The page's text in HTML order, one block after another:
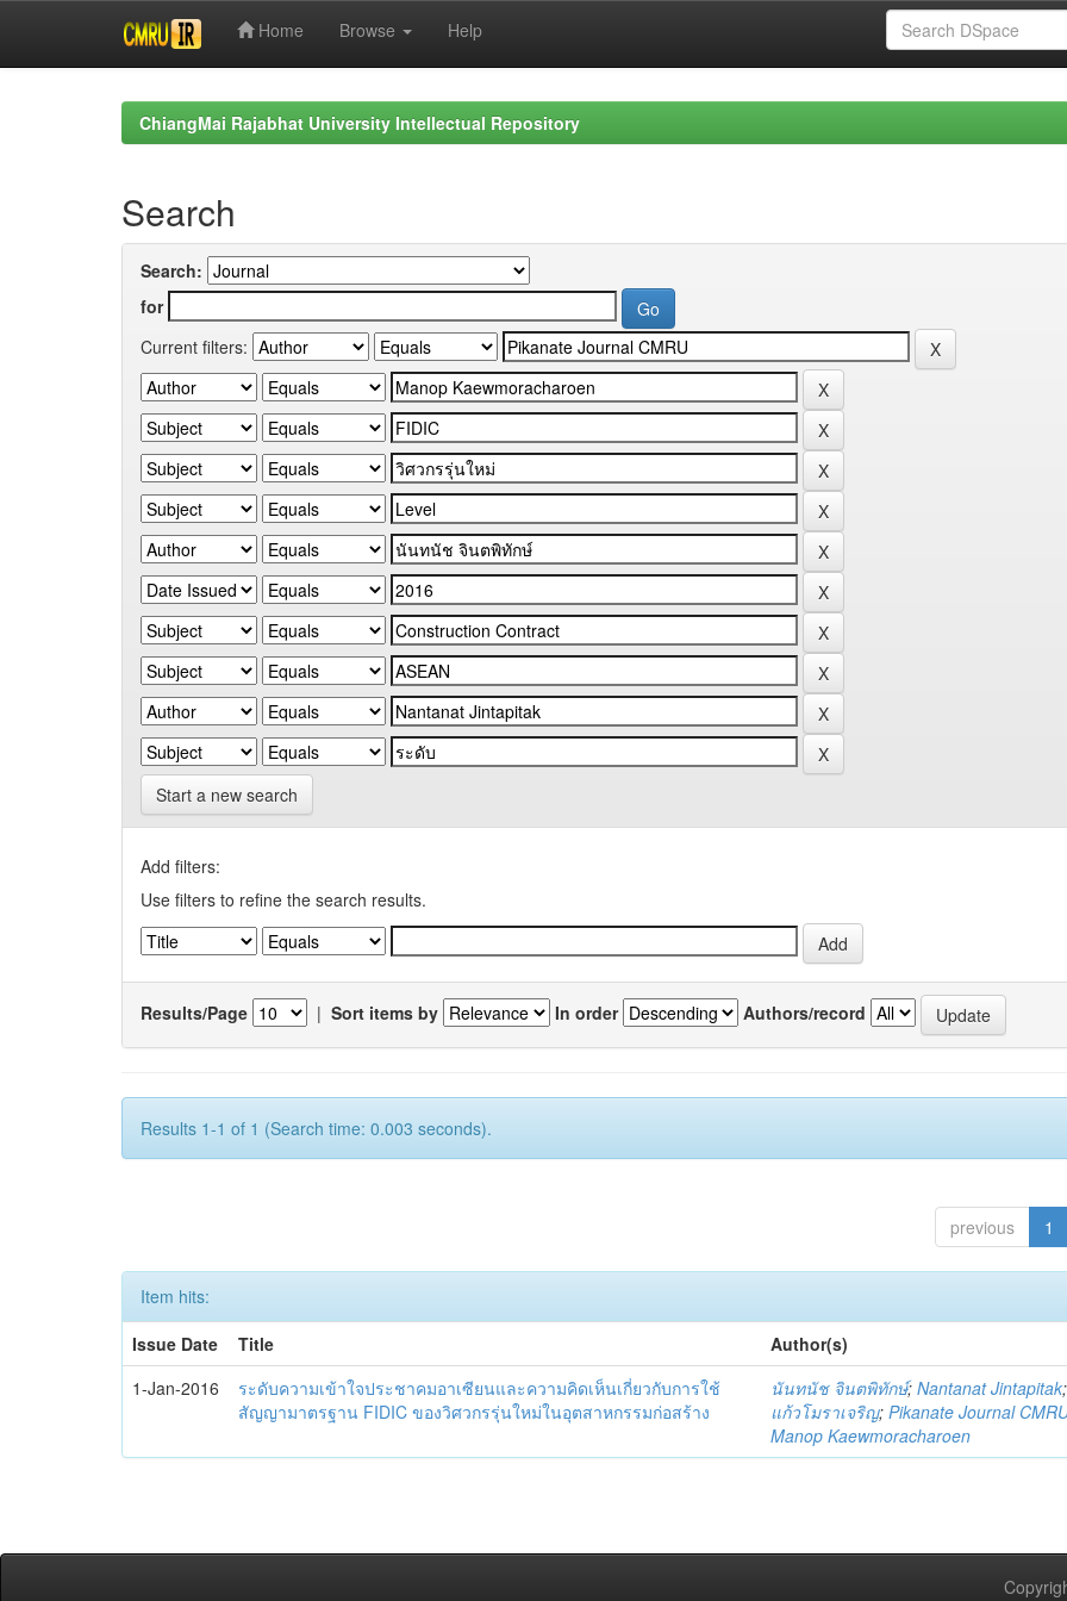
Home Browse Help
ChiangMai Rajabhat University Intellectual Repository
Search
Search:
for
Current filters:
Start a new search
Add filters:
Use filters to refine the search results.
Results/Page | Sort items by In order Authors/record
Results 1-1 of 1 (Search time: 0.003 seconds).
previous 1
Item hits:
Issue Date
Title
Author(s)
1-Jan-2016
ระดับความเข้าใจประชาคมอาเซียนและความคิดเห็นเกี่ยวกับการใช้
สัญญามาตรฐาน FIDIC ของวิศวกรรุ่นใหม่ในอุตสาหกรรมก่อสร้าง
นันทนัช จินตพิทักษ์;Nantanat Jintapitak;
แก้วโมราเจริญ;Pikanate Journal
Manop Kaewmoracharoen